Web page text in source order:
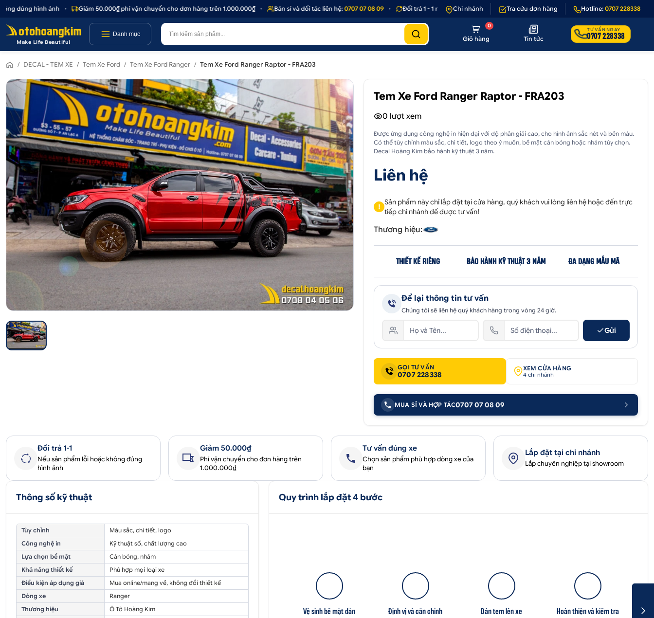
đúng hình ảnh • Giảm 50.000₫ phí vận chuyển cho đơn hàng trên 1.000.000₫ • Bán sỉ và đối tác liên hệ:0707 07 08 09 • Đổi trả 1 - 1 nếu sản phẩm lỗi hoặc không đúng hình ảnh Giảm 50.000₫ phí vận
Chi nhánh Tra cứu đơn hàng Hotline: 0707 228338
Make Life Beautiful
Danh mục
Giỏ hàng
0
Tin tức
TƯ VẤN NGAY
0707 228338
/ DECAL - TEM XE / Tem Xe Ford / Tem Xe Ford Ranger / Tem Xe Ford Ranger Raptor - FRA203
Tem Xe Ford Ranger Raptor - FRA203
0 lượt xem
Được ứng dụng công nghệ in hiện đại với độ phân giải cao, cho hình ảnh sắc nét và bền màu.
Có thể tùy chỉnh màu sắc, chi tiết, logo theo ý muốn, bề mặt cán bóng hoặc nhám tùy chọn.
Decal Hoàng Kim bảo hành kỹ thuật 3 năm.
Liên hệ
!
Sản phẩm này chỉ lắp đặt tại cửa hàng, quý khách vui lòng liên hệ hoặc đến trực
tiếp chi nhánh để được tư vấn!
Thương hiệu:
THIẾT KẾ RIÊNG BẢO HÀNH KỸ THUẬT 3 NĂM ĐA DẠNG MẪU MÃ
Để lại thông tin tư vấn
Chúng tôi sẽ liên hệ quý khách hàng trong vòng 24 giờ.
Gửi
GỌI TƯ VẤN
0707 228338
XEM CỬA HÀNG
4 chi nhánh
MUA SỈ VÀ HỢP TÁC0707 07 08 09
Đổi trả 1-1
Nếu sản phẩm lỗi hoặc không đúng
hình ảnh
Giảm 50.000₫
Phí vận chuyển cho đơn hàng trên
1.000.000₫
Tư vấn đúng xe
Chọn sản phẩm phù hợp dòng xe của
bạn
Lắp đặt tại chi nhánh
Lắp chuyên nghiệp tại showroom
Thông số kỹ thuật
Tùy chỉnh
Màu sắc, chi tiết, logo
Công nghệ in
Kỹ thuật số, chất lượng cao
Lựa chọn bề mặt
Cán bóng, nhám
Khả năng thiết kế
Phù hợp mọi loại xe
Điều kiện áp dụng giá
Mua online/mang về, không đổi thiết kế
Dòng xe
Ranger
Thương hiệu
Ô Tô Hoàng Kim
Quy trình lắp đặt 4 bước
Vệ sinh bề mặt dán Định vị và căn chỉnh Dán tem lên xe Hoàn thiện và kiểm tra